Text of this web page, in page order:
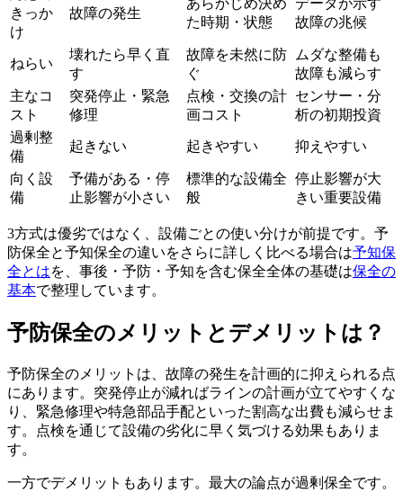
きっか
け
故障の発生
あらかじめ決め
た時期・状態
データが示す
故障の兆候
ねらい
壊れたら早く直
す
故障を未然に防
ぐ
ムダな整備も
故障も減らす
主なコ
スト
突発停止・緊急
修理
点検・交換の計
画コスト
センサー・分
析の初期投資
過剰整
備
起きない 起きやすい 抑えやすい
向く設
備
予備がある・停
止影響が小さい
標準的な設備全
般
停止影響が大
きい重要設備
3方式は優劣ではなく、設備ごとの使い分けが前提です。予
防保全と予知保全の違いをさらに詳しく比べる場合は予知保
全とはを、事後・予防・予知を含む保全全体の基礎は保全の
基本で整理しています。
予防保全のメリットとデメリットは？
予防保全のメリットは、故障の発生を計画的に抑えられる点
にあります。突発停止が減ればラインの計画が立てやすくな
り、緊急修理や特急部品手配といった割高な出費も減らせま
す。点検を通じて設備の劣化に早く気づける効果もありま
す。
一方でデメリットもあります。最大の論点が過剰保全です。